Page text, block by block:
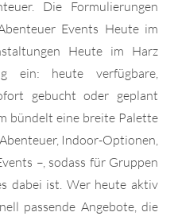
Die Formulierungen
Events Heute im
Heute im Harz
ein: heute verfügbare,
gebucht oder geplant
bündelt eine breite Palette
Indoor-Optionen,
–, sodass für Gruppen
dabei ist. Wer heute aktiv
passende Angebote, die